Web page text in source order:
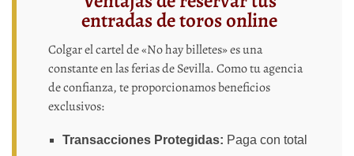
entradas de toros online
Colgar el cartel de «No hay billetes» es una
constante en las ferias de Sevilla. Como tu agencia
de confianza, te proporcionamos beneficios
exclusivos:
Transacciones Protegidas: Paga con total